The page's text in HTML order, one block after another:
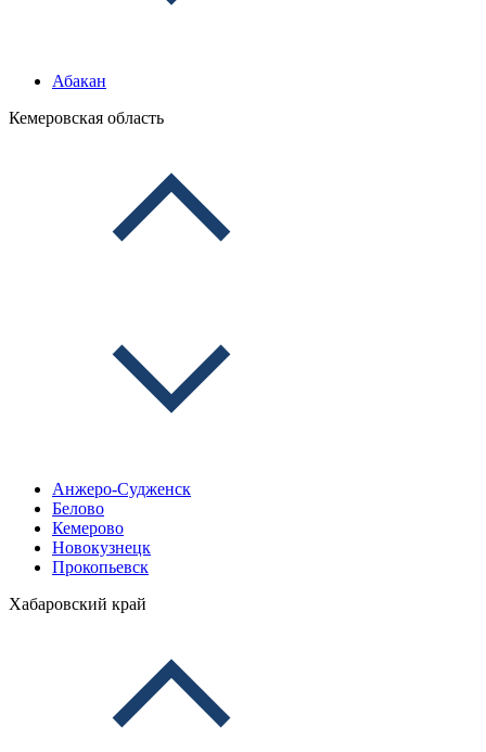
Абакан
Кемеровская область
Анжеро-Судженск
Белово
Кемерово
Новокузнецк
Прокопьевск
Хабаровский край